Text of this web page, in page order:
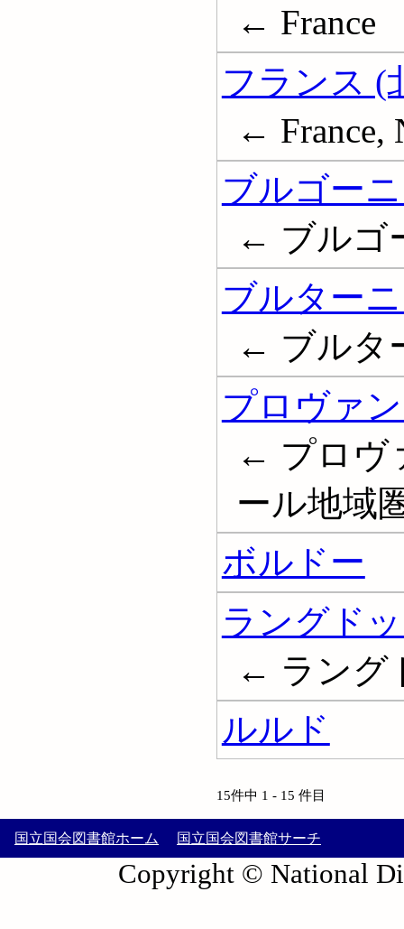
← France
フランス (
← France,
ブルゴー
← ブルゴ
ブルター
← ブルタ
プロヴァ
← プロヴ
ール地域
ボルドー
ラングド
← ラング
ルルド
15件中 1 - 15 件目
国立国会図書館ホーム 国立国会図書館サーチ
Copyright © National